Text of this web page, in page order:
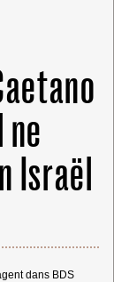
ne
Israël
dans BDS